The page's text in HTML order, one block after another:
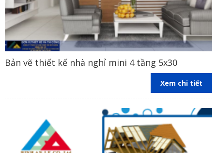
Bản vẽ thiết kế nhà nghỉ mini 4 tầng 5x30
Xem chi tiết